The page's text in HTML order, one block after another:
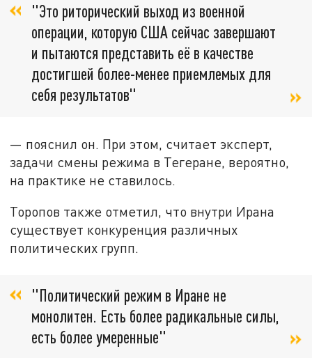
"Это риторический выход из военной
операции, которую США сейчас завершают
и пытаются представить её в качестве
достигшей более-менее приемлемых для
себя результатов"
— пояснил он. При этом, считает эксперт,
задачи смены режима в Тегеране, вероятно,
на практике не ставилось.
Торопов также отметил, что внутри Ирана
существует конкуренция различных
политических групп.
"Политический режим в Иране не
монолитен. Есть более радикальные силы,
есть более умеренные"